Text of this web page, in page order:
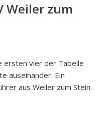
Weiler zum
ersten vier der Tabelle
auseinander. Ein
aus Weiler zum Stein